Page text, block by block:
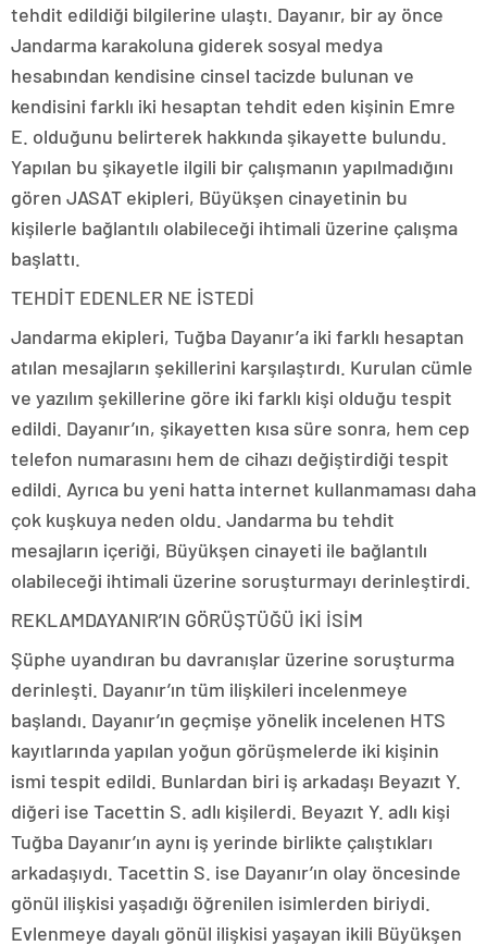
tehdit edildiği bilgilerine ulaştı. Dayanır, bir ay önce
Jandarma karakoluna giderek sosyal medya
hesabından kendisine cinsel tacizde bulunan ve
kendisini farklı iki hesaptan tehdit eden kişinin Emre
E. olduğunu belirterek hakkında şikayette bulundu.
Yapılan bu şikayetle ilgili bir çalışmanın yapılmadığını
gören JASAT ekipleri, Büyükşen cinayetinin bu
kişilerle bağlantılı olabileceği ihtimali üzerine çalışma
başlattı.
TEHDİT EDENLER NE İSTEDİ
Jandarma ekipleri, Tuğba Dayanır’a iki farklı hesaptan
atılan mesajların şekillerini karşılaştırdı. Kurulan cümle
ve yazılım şekillerine göre iki farklı kişi olduğu tespit
edildi. Dayanır’ın, şikayetten kısa süre sonra, hem cep
telefon numarasını hem de cihazı değiştirdiği tespit
edildi. Ayrıca bu yeni hatta internet kullanmaması daha
çok kuşkuya neden oldu. Jandarma bu tehdit
mesajların içeriği, Büyükşen cinayeti ile bağlantılı
olabileceği ihtimali üzerine soruşturmayı derinleştirdi.
REKLAMDAYANIR’IN GÖRÜŞTÜĞÜ İKİ İSİM
Şüphe uyandıran bu davranışlar üzerine soruşturma
derinleşti. Dayanır’ın tüm ilişkileri incelenmeye
başlandı. Dayanır’ın geçmişe yönelik incelenen HTS
kayıtlarında yapılan yoğun görüşmelerde iki kişinin
ismi tespit edildi. Bunlardan biri iş arkadaşı Beyazıt Y.
diğeri ise Tacettin S. adlı kişilerdi. Beyazıt Y. adlı kişi
Tuğba Dayanır’ın aynı iş yerinde birlikte çalıştıkları
arkadaşıydı. Tacettin S. ise Dayanır’ın olay öncesinde
gönül ilişkisi yaşadığı öğrenilen isimlerden biriydi.
Evlenmeye dayalı gönül ilişkisi yaşayan ikili Büyükşen